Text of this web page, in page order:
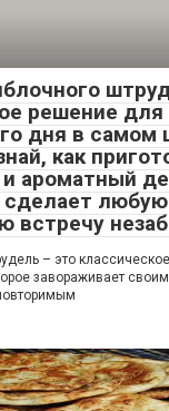
решение для
дня в самом
как
ароматный
сделает любую
встречу
– это
завораживает